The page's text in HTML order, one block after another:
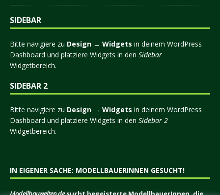
SIDEBAR
Bitte navigiere zu Design → Widgets in deinem WordPress
Dashboard und platziere Widgets in den Sidebar
Widgetbereich.
SIDEBAR 2
Bitte navigiere zu Design → Widgets in deinem WordPress
Dashboard und platziere Widgets in den Sidebar 2
Widgetbereich.
IN EIGENER SACHE: MODELLBAUERINNEN GESUCHT!